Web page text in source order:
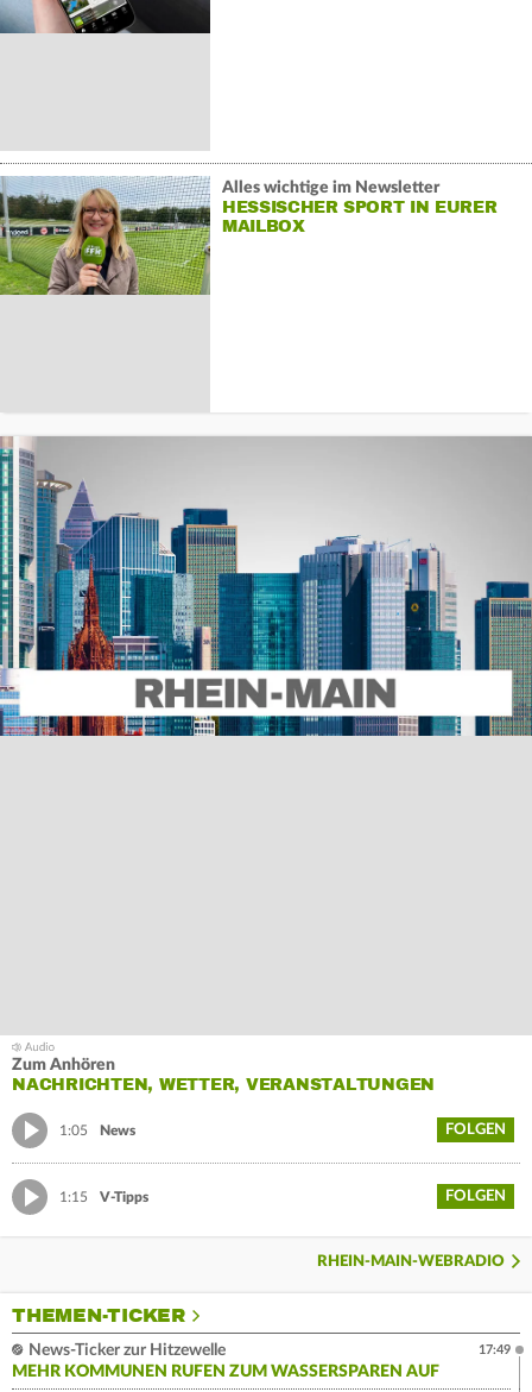
Alles wichtige im Newsletter
HESSISCHER SPORT IN EURER
MAILBOX
Zum Anhören
NACHRICHTEN, WETTER, VERANSTALTUNGEN
1:05 News FOLGEN
1:15 V-Tipps FOLGEN
RHEIN-MAIN-WEBRADIO
THEMEN-TICKER
News-Ticker zur Hitzewelle
MEHR KOMMUNEN RUFEN ZUM WASSERSPAREN AUF
17:49